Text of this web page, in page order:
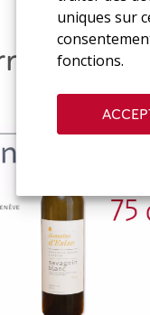
uniques sur
fonctions.
aussi